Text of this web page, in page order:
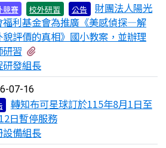
競賽 校外研習 公告
財團法人陽光
福利基金會為推廣《美感偵探—解
貌評價的真相》國小教案，並辦理
研習
研發組長
07-16
轉知布可星球訂於115年8月1日至
日暫停服務
設備組長